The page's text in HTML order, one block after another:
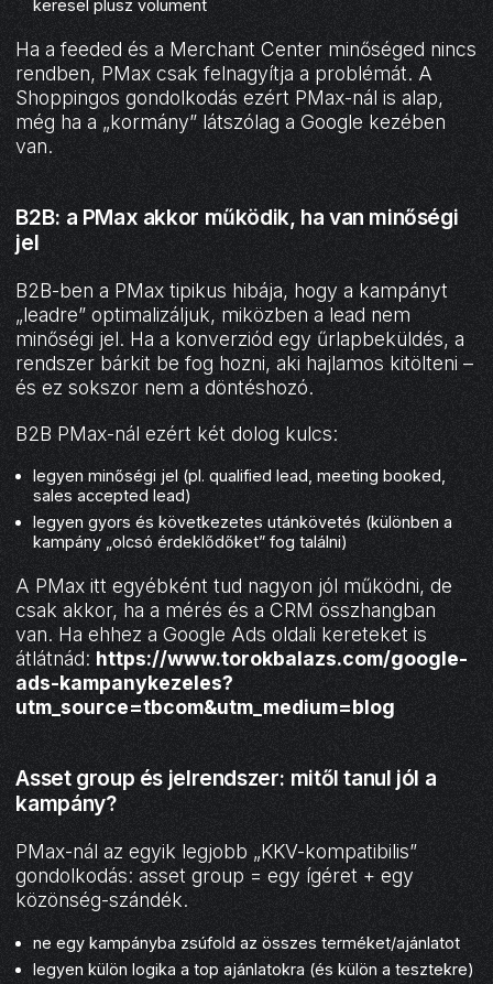
keresel plusz volument
Ha a feeded és a Merchant Center minőséged nincs
rendben, PMax csak felnagyítja a problémát. A
Shoppingos gondolkodás ezért PMax-nál is alap,
még ha a „kormány” látszólag a Google kezében
van.
B2B: a PMax akkor működik, ha van minőségi
jel
B2B-ben a PMax tipikus hibája, hogy a kampányt
„leadre” optimalizáljuk, miközben a lead nem
minőségi jel. Ha a konverziód egy űrlapbeküldés, a
rendszer bárkit be fog hozni, aki hajlamos kitölteni –
és ez sokszor nem a döntéshozó.
B2B PMax-nál ezért két dolog kulcs:
legyen minőségi jel (pl. qualified lead, meeting booked,
sales accepted lead)
legyen gyors és következetes utánkövetés (különben a
kampány „olcsó érdeklődőket” fog találni)
A PMax itt egyébként tud nagyon jól működni, de
csak akkor, ha a mérés és a CRM összhangban
van. Ha ehhez a Google Ads oldali kereteket is
átlátnád: https://www.torokbalazs.com/google-
ads-kampanykezeles?
utm_source=tbcom&utm_medium=blog
Asset group és jelrendszer: mitől tanul jól a
kampány?
PMax-nál az egyik legjobb „KKV-kompatibilis”
gondolkodás: asset group = egy ígéret + egy
közönség-szándék.
ne egy kampányba zsúfold az összes terméket/ajánlatot
legyen külön logika a top ajánlatokra (és külön a tesztekre)